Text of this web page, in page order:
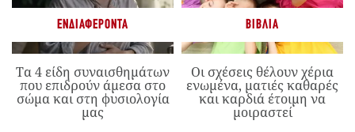
ΕΝΔΙΑΦΈΡΟΝΤΑ
Τα 4 είδη συναισθημάτων
που επιδρούν άμεσα στο
σώμα και στη φυσιολογία
μας
ΒΙΒΛΊΑ
Οι σχέσεις θέλουν χέρια
ενωμένα, ματιές καθαρές
και καρδιά έτοιμη να
μοιραστεί